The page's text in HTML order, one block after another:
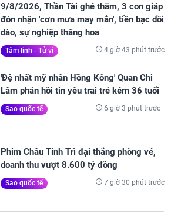
9/8/2026, Thần Tài ghé thăm, 3 con giáp
đón nhận 'cơn mưa may mắn', tiền bạc dồi
dào, sự nghiệp thăng hoa
Tâm linh - Tử vi 4 giờ 43 phút trước
'Đệ nhất mỹ nhân Hồng Kông' Quan Chi
Lâm phản hồi tin yêu trai trẻ kém 36 tuổi
Sao quốc tế 6 giờ 3 phút trước
Phim Châu Tinh Trì đại thắng phòng vé,
doanh thu vượt 8.600 tỷ đồng
Sao quốc tế 7 giờ 30 phút trước